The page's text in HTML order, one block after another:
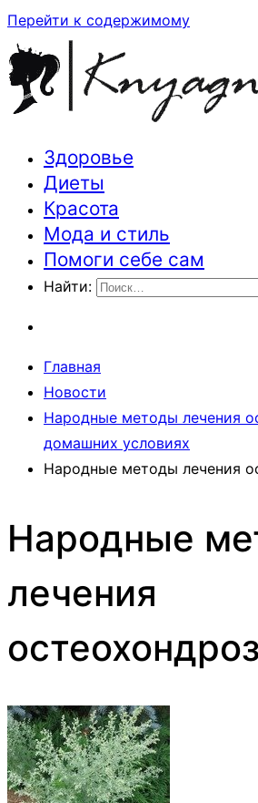
Перейти к содержимому
Траектория здоровья и
Здоровье
Диеты
Красота
Мода и стиль
Помоги себе сам
Найти:
Главная
Новости
Народные методы лечения
домашних условиях
Народные методы лечения
Народные
лечения